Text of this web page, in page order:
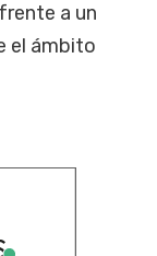
a un
el ámbito